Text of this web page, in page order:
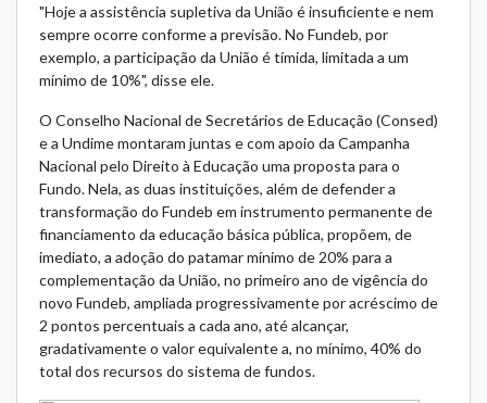
"Hoje a assistência supletiva da União é insuficiente e nem
sempre ocorre conforme a previsão. No Fundeb, por
exemplo, a participação da União é tímida, limitada a um
mínimo de 10%", disse ele.
O Conselho Nacional de Secretários de Educação (Consed)
e a Undime montaram juntas e com apoio da Campanha
Nacional pelo Direito à Educação uma proposta para o
Fundo. Nela, as duas instituições, além de defender a
transformação do Fundeb em instrumento permanente de
financiamento da educação básica pública, propõem, de
imediato, a adoção do patamar mínimo de 20% para a
complementação da União, no primeiro ano de vigência do
novo Fundeb, ampliada progressivamente por acréscimo de
2 pontos percentuais a cada ano, até alcançar,
gradativamente o valor equivalente a, no mínimo, 40% do
total dos recursos do sistema de fundos.